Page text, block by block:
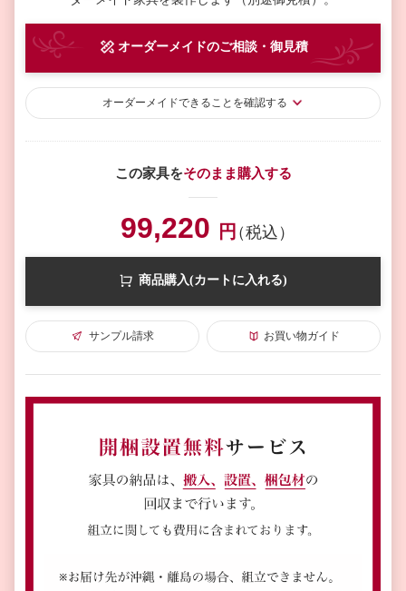
オーダーメイドのご相談・御見積
オーダーメイドできることを確認する
この家具をそのまま購入する
99,220 円（税込）
商品購入(カートに入れる)
サンプル請求 お買い物ガイド